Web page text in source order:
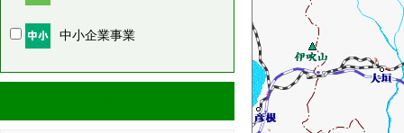
中小企業事業